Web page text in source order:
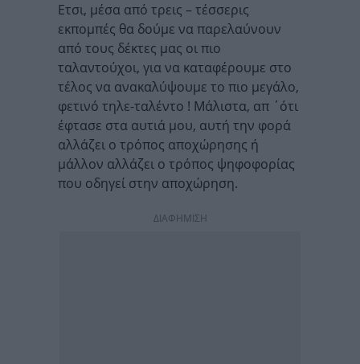
Ετσι, μέσα από τρεις – τέσσερις
εκπομπές θα δούμε να παρελαύνουν
από τους δέκτες μας οι πιο
ταλαντούχοι, για να καταφέρουμε στο
τέλος να ανακαλύψουμε το πιο μεγάλο,
φετινό τηλε-ταλέντο ! Μάλιστα, απ ΄ότι
έφτασε στα αυτιά μου, αυτή την φορά
αλλάζει ο τρόπος αποχώρησης ή
μάλλον αλλάζει ο τρόπος ψηφοφορίας
που οδηγεί στην αποχώρηση.
ΔΙΑΦΗΜΙΣΗ